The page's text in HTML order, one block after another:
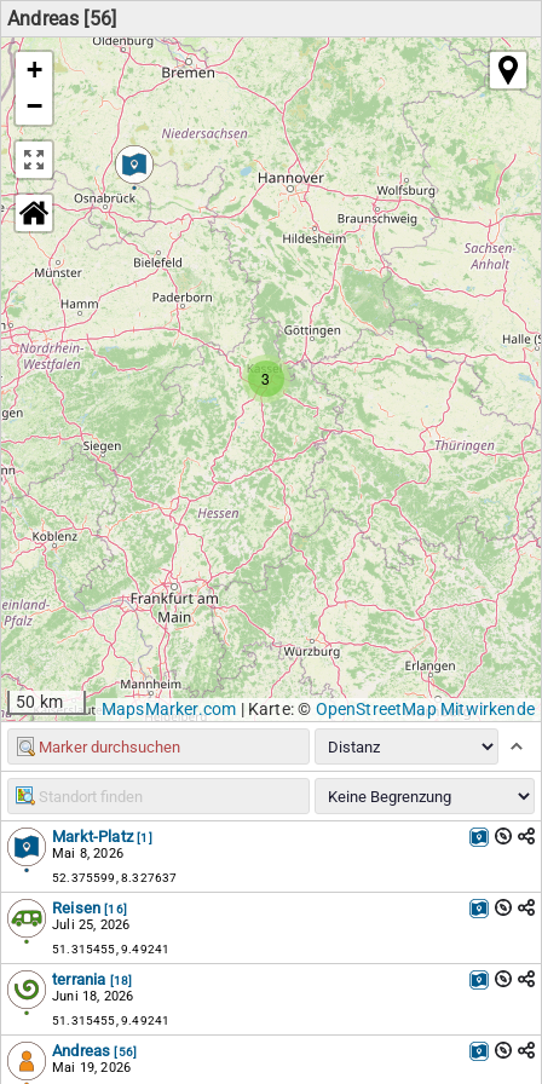
Andreas [56]
3
+
−
50 km MapsMarker.com |Karte: © OpenStreetMap Mitwirkende
Markt-Platz [1]
Mai 8, 2026
52.375599, 8.327637
Reisen [16]
Juli 25, 2026
51.315455, 9.49241
terrania [18]
Juni 18, 2026
51.315455, 9.49241
Andreas [56]
Mai 19, 2026